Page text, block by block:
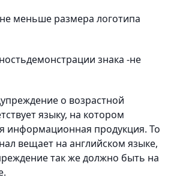
меньше размера логотипа
знака -не
о возрастной
языку, на котором
информационная продукция. То
вещает на английском языке,
так же должно быть на